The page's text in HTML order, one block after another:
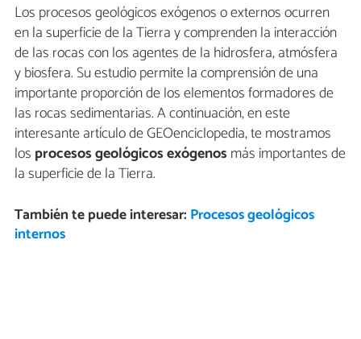
Los procesos geológicos exógenos o externos ocurren
en la superficie de la Tierra y comprenden la interacción
de las rocas con los agentes de la hidrosfera, atmósfera
y biosfera. Su estudio permite la comprensión de una
importante proporción de los elementos formadores de
las rocas sedimentarias. A continuación, en este
interesante artículo de GEOenciclopedia, te mostramos
los procesos geológicos exógenos más importantes de
la superficie de la Tierra.
También te puede interesar: Procesos geológicos
internos